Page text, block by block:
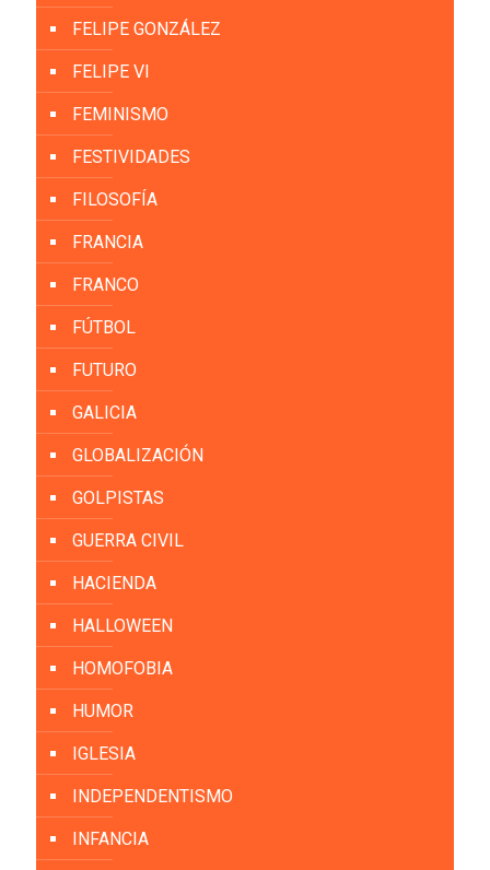
FELIPE GONZÁLEZ
FELIPE VI
FEMINISMO
FESTIVIDADES
FILOSOFÍA
FRANCIA
FRANCO
FÚTBOL
FUTURO
GALICIA
GLOBALIZACIÓN
GOLPISTAS
GUERRA CIVIL
HACIENDA
HALLOWEEN
HOMOFOBIA
HUMOR
IGLESIA
INDEPENDENTISMO
INFANCIA